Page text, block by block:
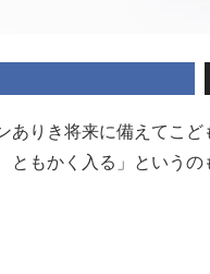
ありき将来に備えてこ
ともかく入る」という